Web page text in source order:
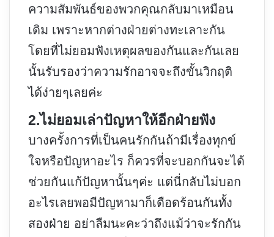
ความสัมพันธ์ของพวกคุณกลับมาเหมือน
เดิม เพราะหากต่างฝ่ายต่างทะเลาะกัน
โดยที่ไม่ยอมฟังเหตุผลของกันและกันเลย
นั้นรับรองว่าความรักอาจจะถึงขั้นวิกฤติ
ได้ง่ายๆเลยค่ะ
2.ไม่ยอมเล่าปัญหาให้อีกฝ่ายฟัง
บางครั้งการที่เป็นคนรักกันถ้ามีเรื่องทุกข์
ใจหรือปัญหาอะไร ก็ควรที่จะบอกกันจะได้
ช่วยกันแก้ปัญหานั้นๆค่ะ แต่นี่กลับไม่บอก
อะไรเลยพอมีปัญหามาก็เดือดร้อนกันทั้ง
สองฝ่าย อย่าลืมนะคะว่าถึงแม้ว่าจะรักกัน